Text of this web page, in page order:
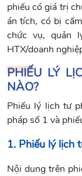
phiếu có giá trị
án tích, có bị
chức vụ, quản
HTX/doanh
PHIẾU LÝ
NÀO?
Phiếu lý lịch tư
pháp số 1 và
1. Phiếu lý lịch
Nội dung trên